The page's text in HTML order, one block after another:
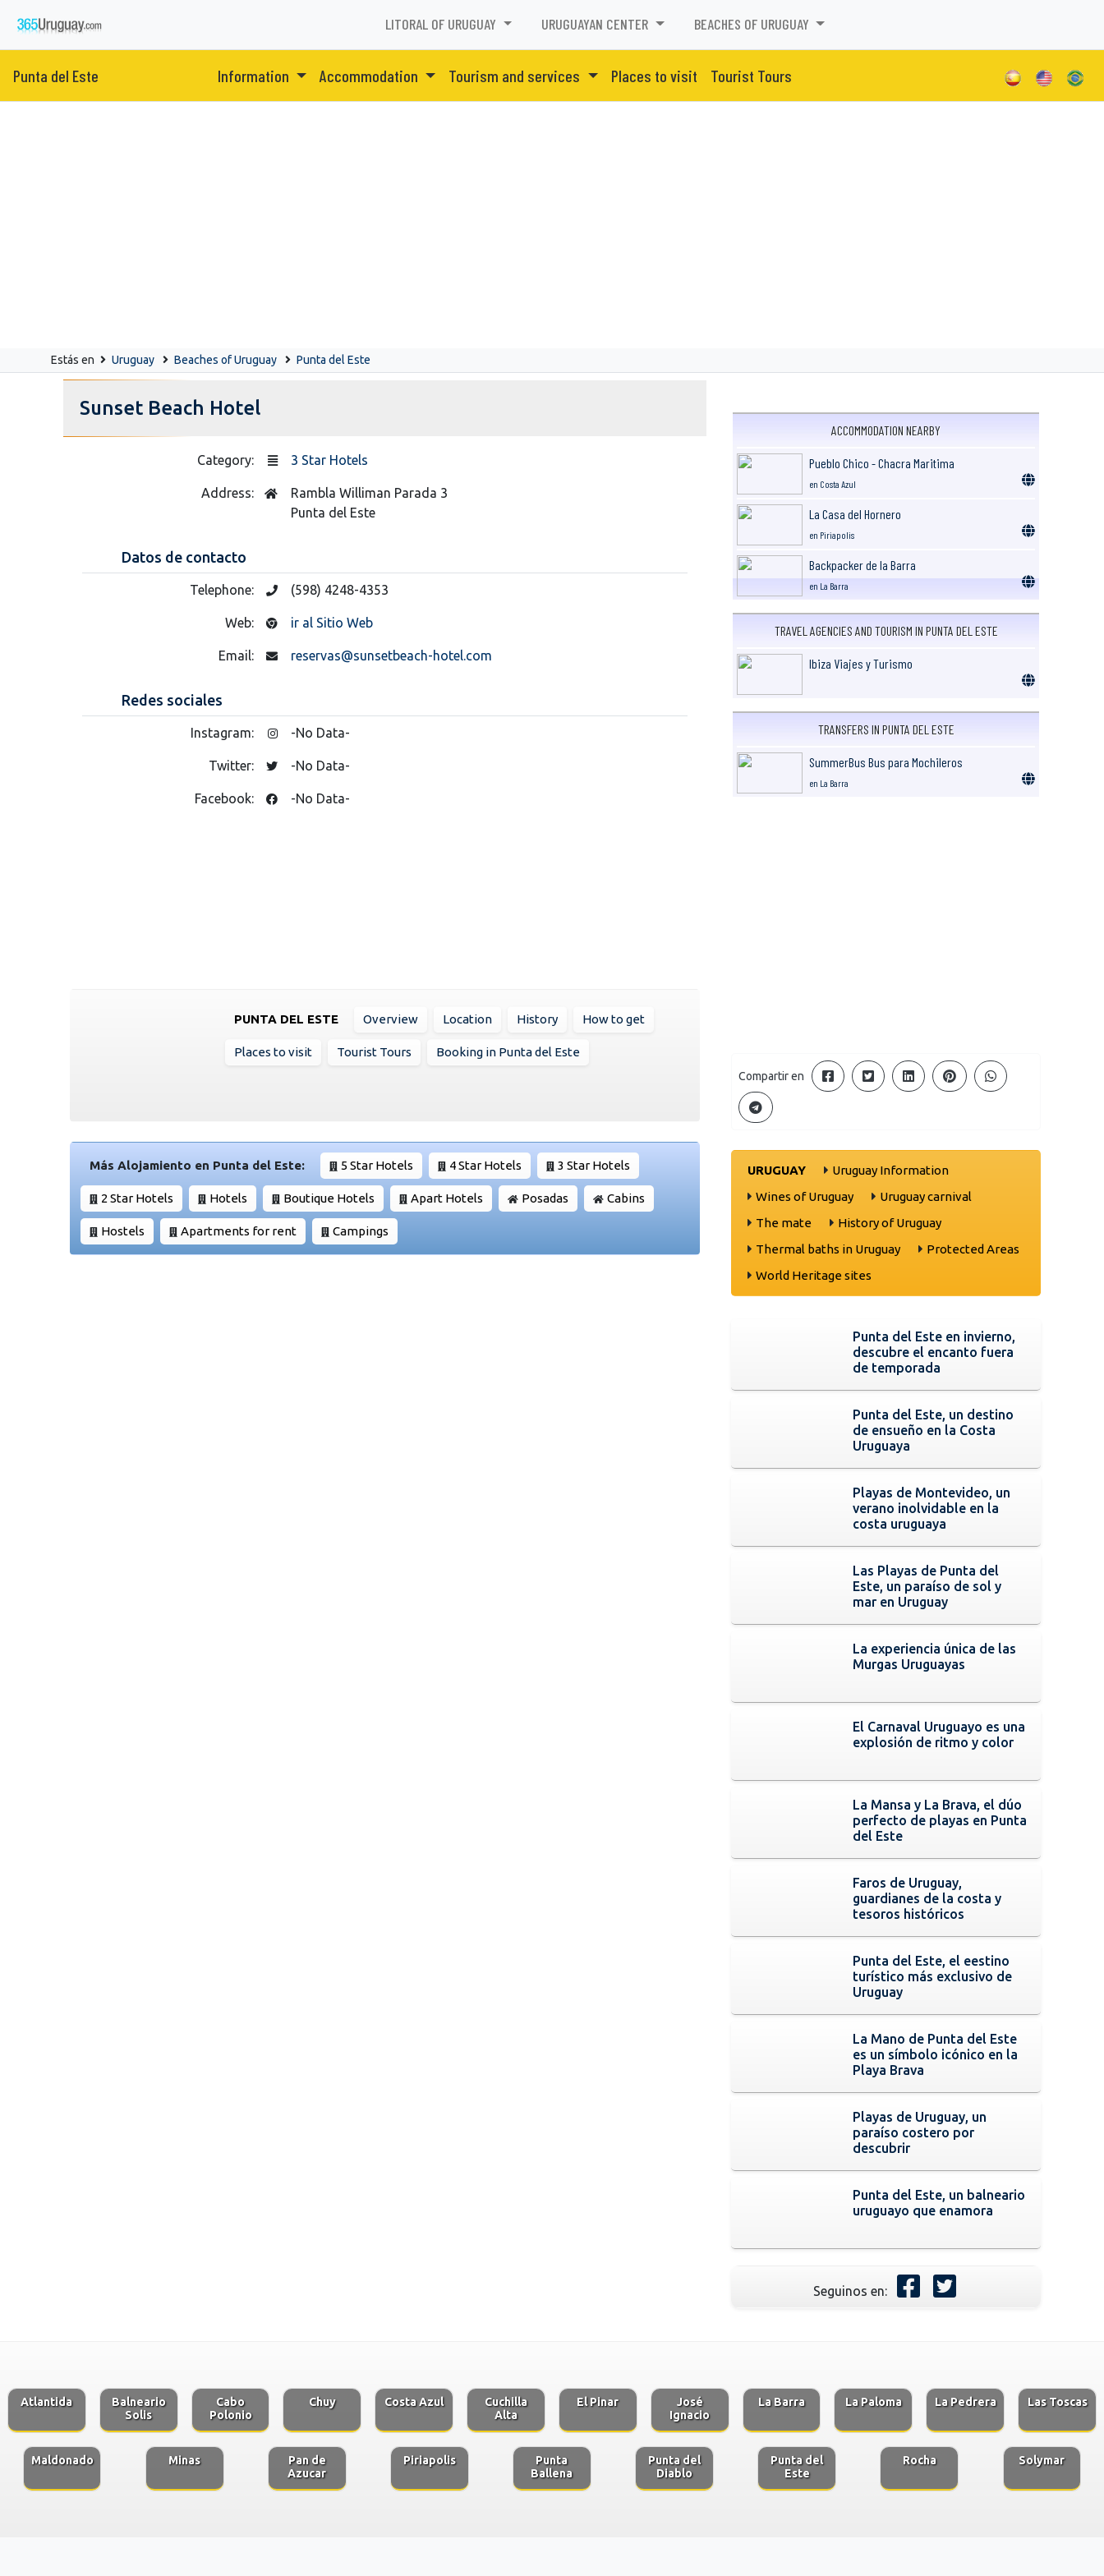
LITORAL OF URUGUAY URUGUAYAN CENTER BEACHES OF URUGUAY
Punta del Este Information Accommodation Tourism and services Places to visit Tourist Tours
Estás en Uruguay Beaches of Uruguay Punta del Este
Sunset Beach Hotel
Category: 3 Star Hotels
Address:
Rambla Williman Parada 3
Punta del Este
Datos de contacto
Telephone: (598) 4248-4353
Web: ir al Sitio Web
Email: reservas@sunsetbeach-hotel.com
Redes sociales
Instagram: -No Data-
Twitter: -No Data-
Facebook: -No Data-
PUNTA DEL ESTE Overview Location History How to get
Places to visit Tourist Tours Booking in Punta del Este
Más Alojamiento en Punta del Este: 5 Star Hotels 4 Star Hotels 3 Star Hotels
2 Star Hotels Hotels Boutique Hotels Apart Hotels Posadas Cabins
Hostels Apartments for rent Campings
ACCOMMODATION NEARBY
Pueblo Chico - Chacra Maritima
en Costa Azul
La Casa del Hornero
en Piriapolis
Backpacker de la Barra
en La Barra
TRAVEL AGENCIES AND TOURISM IN PUNTA DEL ESTE
Ibiza Viajes y Turismo
TRANSFERS IN PUNTA DEL ESTE
SummerBus Bus para Mochileros
en La Barra
Compartir en
URUGUAY
Uruguay Information
Wines of Uruguay
Uruguay carnival
The mate
History of Uruguay
Thermal baths in Uruguay
Protected Areas
World Heritage sites
Punta del Este en invierno,
descubre el encanto fuera
de temporada
Punta del Este, un destino
de ensueño en la Costa
Uruguaya
Playas de Montevideo, un
verano inolvidable en la
costa uruguaya
Las Playas de Punta del
Este, un paraíso de sol y
mar en Uruguay
La experiencia única de las
Murgas Uruguayas
El Carnaval Uruguayo es una
explosión de ritmo y color
La Mansa y La Brava, el dúo
perfecto de playas en Punta
del Este
Faros de Uruguay,
guardianes de la costa y
tesoros históricos
Punta del Este, el eestino
turístico más exclusivo de
Uruguay
La Mano de Punta del Este
es un símbolo icónico en la
Playa Brava
Playas de Uruguay, un
paraíso costero por
descubrir
Punta del Este, un balneario
uruguayo que enamora
Seguinos en:
Atlantida
Balneario
Solis
Cabo
Polonio
Chuy Costa Azul
Cuchilla
Alta
El Pinar
José
Ignacio
La Barra La Paloma La Pedrera Las Toscas
Maldonado Minas
Pan de
Azucar
Piriapolis
Punta
Ballena
Punta del
Diablo
Punta del
Este
Rocha Solymar